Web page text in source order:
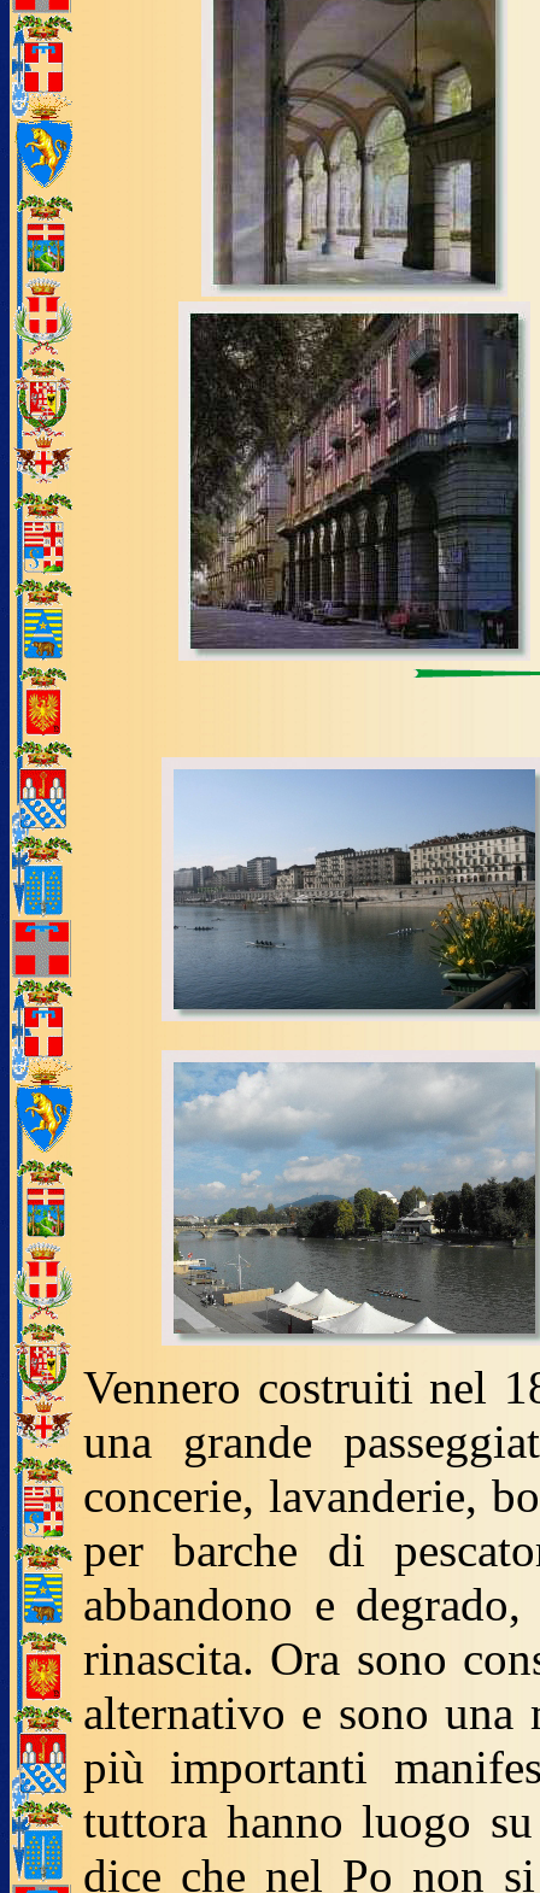
Vennero costruiti nel
una grande
concerie, lavanderie,
per barche di
abbandono e
rinascita. Ora sono
alternativo e sono
più importanti
tuttora hanno luogo
dice che nel Po non